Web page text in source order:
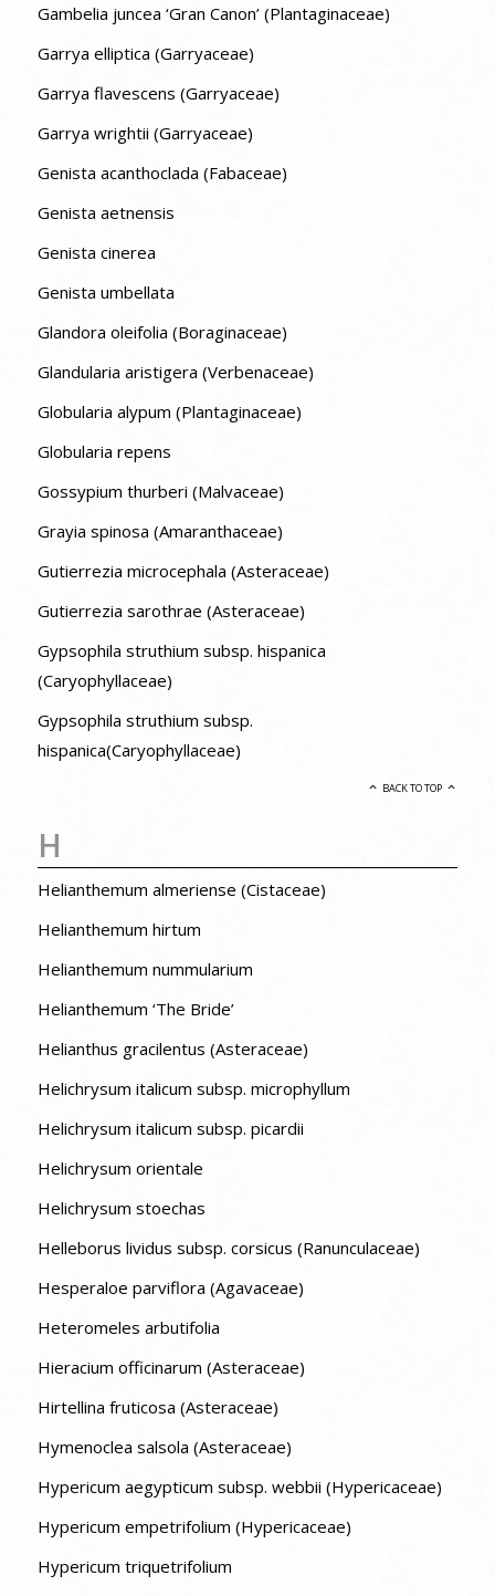
Gambelia juncea ‘Gran Canon’ (Plantaginaceae)
Garrya elliptica (Garryaceae)
Garrya flavescens (Garryaceae)
Garrya wrightii (Garryaceae)
Genista acanthoclada (Fabaceae)
Genista aetnensis
Genista cinerea
Genista umbellata
Glandora oleifolia (Boraginaceae)
Glandularia aristigera (Verbenaceae)
Globularia alypum (Plantaginaceae)
Globularia repens
Gossypium thurberi (Malvaceae)
Grayia spinosa (Amaranthaceae)
Gutierrezia microcephala (Asteraceae)
Gutierrezia sarothrae (Asteraceae)
Gypsophila struthium subsp. hispanica
(Caryophyllaceae)
Gypsophila struthium subsp.
hispanica(Caryophyllaceae)
BACK TO TOP
H
Helianthemum almeriense (Cistaceae)
Helianthemum hirtum
Helianthemum nummularium
Helianthemum ‘The Bride’
Helianthus gracilentus (Asteraceae)
Helichrysum italicum subsp. microphyllum
Helichrysum italicum subsp. picardii
Helichrysum orientale
Helichrysum stoechas
Helleborus lividus subsp. corsicus (Ranunculaceae)
Hesperaloe parviflora (Agavaceae)
Heteromeles arbutifolia
Hieracium officinarum (Asteraceae)
Hirtellina fruticosa (Asteraceae)
Hymenoclea salsola (Asteraceae)
Hypericum aegypticum subsp. webbii (Hypericaceae)
Hypericum empetrifolium (Hypericaceae)
Hypericum triquetrifolium